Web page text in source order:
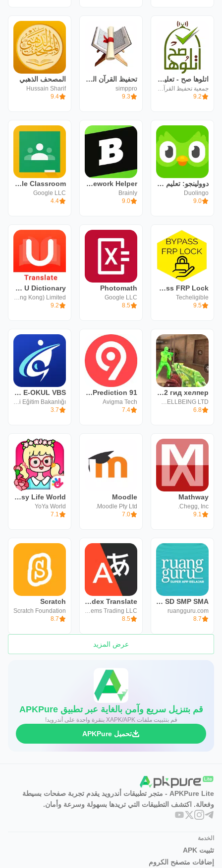
اتلوها صح - تعليم القرآن
جمعية تحفيظ القرآن الكريم بجدة - خيركم
9.2
تحفيظ القرآن الكريم - Tahfiz
simppro
9.3
المصحف الذهبي
Hussain Sharif
9.4
دوولينجو: تعليم اللغات
Duolingo
9.0
Brainly: AI Homework Helper
Brainly
9.0
Google Classroom
Google LLC
4.4
Bypass FRP Lock
Techeligible
9.5
Photomath
Google LLC
8.5
U Dictionary مترجم
Youdao (Hong Kong) Limited
9.2
Чит НА СТАНДОФФ 2 гид хелпер
ANOTHER WAY WELLBEING LTD
6.8
91 Club : Colour Prediction
Avigma Tech
7.4
MEB E-OKUL VBS
T.C. Milli Eğitim Bakanlığı
3.7
Mathway
Chegg, Inc.
9.1
Moodle
Moodle Pty Ltd.
7.0
YoYa: Busy Life World
YoYa World
7.1
Ruangguru: Bimbel SD SMP SMA
ruangguru.com
8.7
Yandex Translate
Direct Cursus Computer Systems Trading LLC
8.5
Scratch
Scratch Foundation
8.7
عرض المزيد
قم بتنزيل سريع وآمن بالغاية عبر تطبيق APKPure
قم بتثبيت ملفات XAPK/APK بنقرة واحدة على أندرويد!
تحميل APKPure
APKPure Lite - متجر تطبيقات أندرويد يقدم تجربة صفحات بسيطة
وفعالة. اكتشف التطبيقات التي تريدها بسهولة وسرعة وأمان.
الخدمة
تثبيت APK
إضافات متصفح الكروم